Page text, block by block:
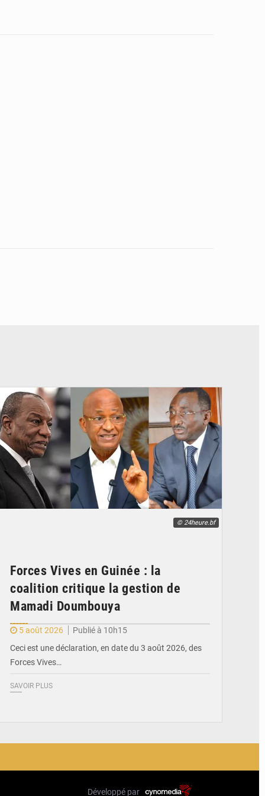
© 24heure.bf
Forces Vives en Guinée : la
coalition critique la gestion de
Mamadi Doumbouya
5 août 2026
Publié à 10h15
Ceci est une déclaration, en date du 3 août 2026, des
Forces Vives…
SAVOIR PLUS
Développé par